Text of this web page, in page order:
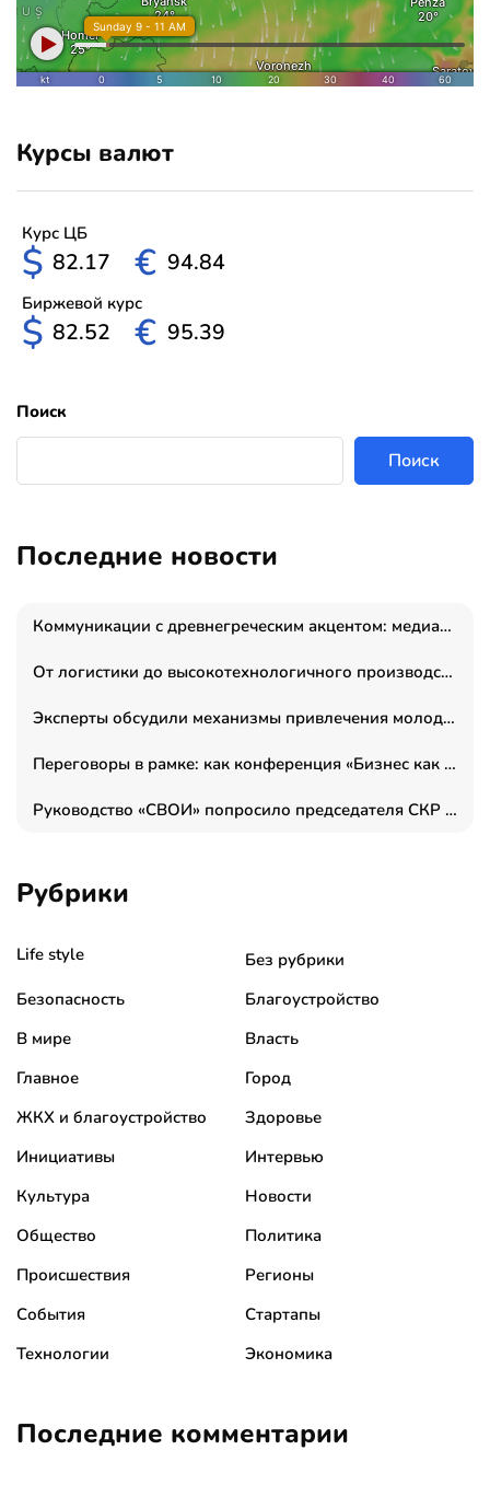
Курсы валют
Курс ЦБ
$ 82.17 € 94.84
Биржевой курс
$ 82.52 € 95.39
Поиск
Поиск
Последние новости
Коммуникации с древнегреческим акцентом: медиаменеджер и журналист Владимир Дергачев запустил коммуникационное агентство «Сократ 2.0»
От логистики до высокотехнологичного производства: как основатель “гагаринга” выстраивает экосистему безопасности и гражданских БПЛА
Эксперты обсудили механизмы привлечения молодых специалистов в промышленные города
Переговоры в рамке: как конференция «Бизнес как искусство» переформатирует деловой этикет в стенах ТПП РФ
Руководство «СВОИ» попросило председателя СКР дать правовую оценку обысков в тыловом штабе
Рубрики
Life style
Без рубрики
Безопасность
Благоустройство
В мире
Власть
Главное
Город
ЖКХ и благоустройство
Здоровье
Инициативы
Интервью
Культура
Новости
Общество
Политика
Происшествия
Регионы
События
Стартапы
Технологии
Экономика
Последние комментарии